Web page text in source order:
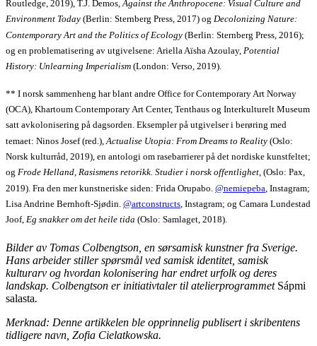
Routledge, 2019), T.J. Demos,Against the Anthropocene: Visual Culture and
Environment Today (Berlin: Sternberg Press, 2017) og Decolonizing Nature:
Contemporary Art and the Politics of Ecology (Berlin: Sternberg Press, 2016);
og en problematisering av utgivelsene: Ariella Aïsha Azoulay, Potential
History: Unlearning Imperialism (London: Verso, 2019).
** I norsk sammenheng har blant andre Office for Contemporary Art Norway
(OCA), Khartoum Contemporary Art Center, Tenthaus og Interkulturelt Museum
satt avkolonisering på dagsorden. Eksempler på utgivelser i berøring med
temaet: Ninos Josef (red.), Actualise Utopia: From Dreams to Reality (Oslo:
Norsk kulturråd, 2019), en antologi om rasebarrierer på det nordiske kunstfeltet;
og Frode Helland, Rasismens retorikk. Studier i norsk offentlighet, (Oslo: Pax,
2019). Fra den mer kunstneriske siden: Frida Orupabo. @nemiepeba , Instagram;
Lisa Andrine Bernhoft-Sjødin. @artconstructs, Instagram; og Camara Lundestad
Joof, Eg snakker om det heile tida (Oslo: Samlaget, 2018).
Bilder av Tomas Colbengtson, en sørsamisk kunstner fra Sverige.
Hans arbeider stiller spørsmål ved samisk identitet, samisk
kulturarv og hvordan kolonisering har endret urfolk og deres
landskap. Colbengtson er initiativtaler til atelierprogrammet Sápmi
salasta.
Merknad: Denne artikkelen ble opprinnelig publisert i skribentens
tidligere navn, Zofia Cielatkowska.